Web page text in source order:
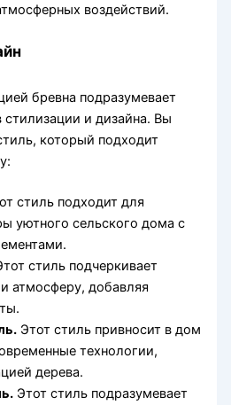
воздействий.
бревна подразумевает
и дизайна. Вы
который подходит
стиль подходит для
уютного сельского дома с
стиль подчеркивает
атмосферу, добавляя
Этот стиль привносит в дом
технологии,
дерева.
Этот стиль подразумевает